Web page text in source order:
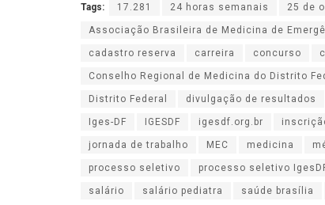
Tags: 17.281 24 horas semanais 25 de
Associação Brasileira de Medicina de
cadastro reserva carreira concurso
Conselho Regional de Medicina do Distrito
Distrito Federal divulgação de resultados
Iges-DF IGESDF igesdf.org.br
jornada de trabalho MEC medicina
processo seletivo processo seletivo
salário salário pediatra saúde brasília